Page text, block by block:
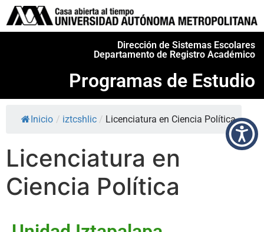
Dirección de Sistemas Escolares
Departamento de Registro Académico
Programas de Estudio
Inicio / iztcshlic / Licenciatura en Ciencia Política
Licenciatura en
Ciencia Política